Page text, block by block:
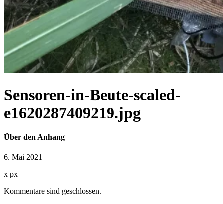
Sensoren-in-Beute-scaled-
e1620287409219.jpg
Über den Anhang
6. Mai 2021
x px
Kommentare sind geschlossen.